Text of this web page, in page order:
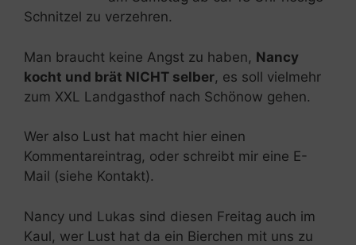
Schnitzel zu verzehren.
Man braucht keine Angst zu haben, Nancy
kocht und brät NICHT selber, es soll vielmehr
zum XXL Landgasthof nach Schönow gehen.
Wer also Lust hat macht hier einen
Kommentareintrag, oder schreibt mir eine E-
Mail (siehe Kontakt).
Nancy und Lukas sind diesen Freitag auch im
Kaul, wer Lust hat da ein Bierchen mit uns zu